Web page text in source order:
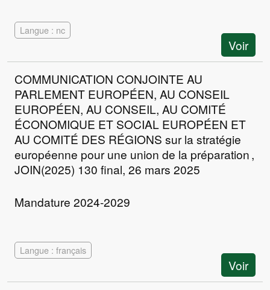
Langue : nc
Voir
COMMUNICATION CONJOINTE AU
PARLEMENT EUROPÉEN, AU CONSEIL
EUROPÉEN, AU CONSEIL, AU COMITÉ
ÉCONOMIQUE ET SOCIAL EUROPÉEN ET
AU COMITÉ DES RÉGIONS sur la stratégie
européenne pour une union de la préparation ,
JOIN(2025) 130 final, 26 mars 2025
Mandature 2024-2029
Langue : français
Voir